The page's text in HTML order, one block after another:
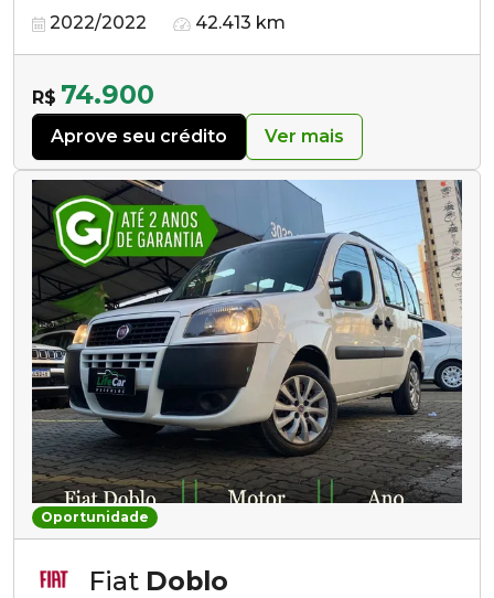
2022/2022 42.413 km
R$ 74.900
Aprove seu crédito Ver mais
Oportunidade
Fiat Doblo